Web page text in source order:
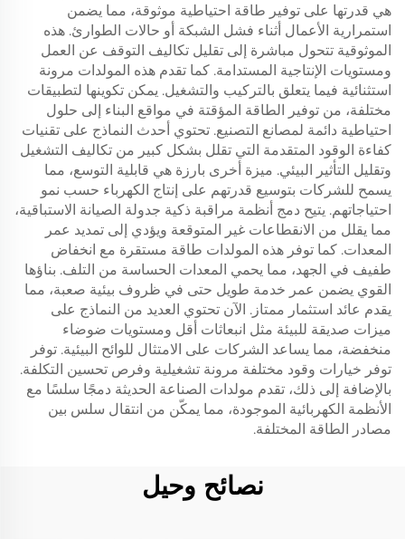
هي قدرتها على توفير طاقة احتياطية موثوقة، مما يضمن
استمرارية الأعمال أثناء فشل الشبكة أو حالات الطوارئ. هذه
الموثوقية تتحول مباشرة إلى تقليل تكاليف التوقف عن العمل
ومستويات الإنتاجية المستدامة. كما تقدم هذه المولدات مرونة
استثنائية فيما يتعلق بالتركيب والتشغيل. يمكن تكوينها لتطبيقات
مختلفة، من توفير الطاقة المؤقتة في مواقع البناء إلى حلول
احتياطية دائمة لمصانع التصنيع. تحتوي أحدث النماذج على تقنيات
كفاءة الوقود المتقدمة التي تقلل بشكل كبير من تكاليف التشغيل
وتقليل التأثير البيئي. ميزة أخرى بارزة هي قابلية التوسع، مما
يسمح للشركات بتوسيع قدرتهم على إنتاج الكهرباء حسب نمو
احتياجاتهم. يتيح دمج أنظمة مراقبة ذكية جدولة الصيانة الاستباقية،
مما يقلل من الانقطاعات غير المتوقعة ويؤدي إلى تمديد عمر
المعدات. كما توفر هذه المولدات طاقة مستقرة مع انخفاض
طفيف في الجهد، مما يحمي المعدات الحساسة من التلف. بناؤها
القوي يضمن عمر خدمة طويل حتى في ظروف بيئية صعبة، مما
يقدم عائد استثمار ممتاز. الآن تحتوي العديد من النماذج على
ميزات صديقة للبيئة مثل انبعاثات أقل ومستويات ضوضاء
منخفضة، مما يساعد الشركات على الامتثال للوائح البيئية. توفر
توفر خيارات وقود مختلفة مرونة تشغيلية وفرص تحسين التكلفة.
بالإضافة إلى ذلك، تقدم مولدات الصناعة الحديثة دمجًا سلسًا مع
الأنظمة الكهربائية الموجودة، مما يمكّن من انتقال سلس بين
مصادر الطاقة المختلفة.
نصائح وحيل